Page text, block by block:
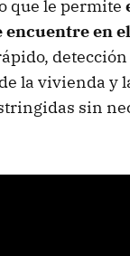
que le permite
encuentre en
la vivienda y
sin